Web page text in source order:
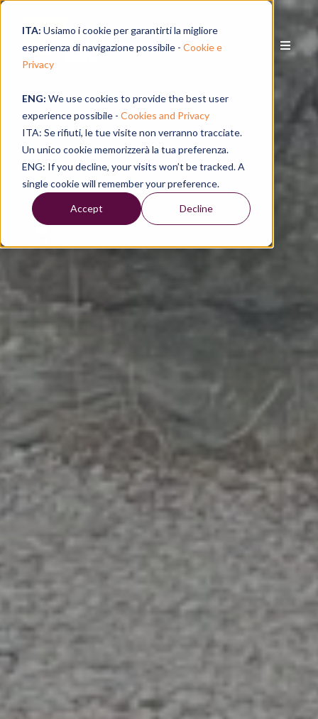
ITA: Usiamo i cookie per garantirti la migliore
esperienza di navigazione possibile - Cookie e
Privacy
ENG: We use cookies to provide the best user
experience possibile - Cookies and Privacy
ITA: Se rifiuti, le tue visite non verranno tracciate.
Un unico cookie memorizzerà la tua preferenza.
ENG: If you decline, your visits won’t be tracked. A
single cookie will remember your preference.
Accept Decline